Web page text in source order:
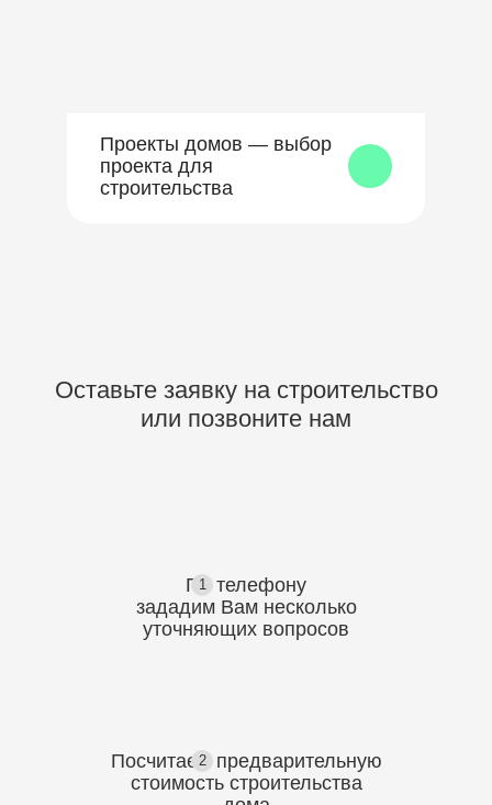
Проекты домов — выбор
проекта для
строительства
Оставьте заявку на строительство
или позвоните нам
1
По телефону
зададим Вам несколько
уточняющих вопросов
2
Посчитаем предварительную
стоимость строительства